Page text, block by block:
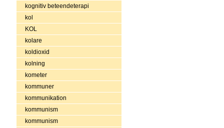
kognitiv beteendeterapi
kol
KOL
kolare
koldioxid
kolning
kometer
kommuner
kommunikation
kommunism
kommunism